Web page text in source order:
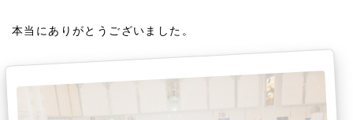
本当にありがとうございました。